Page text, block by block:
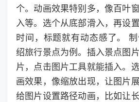
个。动画效果特别多，像百叶
入等。选个从底部滑入，再设
时间，标题就有动态感了。
绍旅行景点为例。插入景点图
片，点击图片工具就能插入。
画效果，像缩放出现，让图片
给图片设置路径动画，比如让